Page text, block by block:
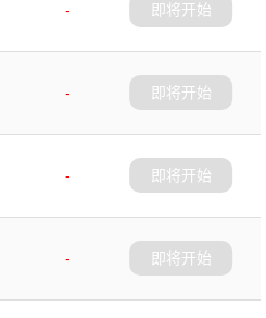
-
即将开始
-
即将开始
-
即将开始
-
即将开始